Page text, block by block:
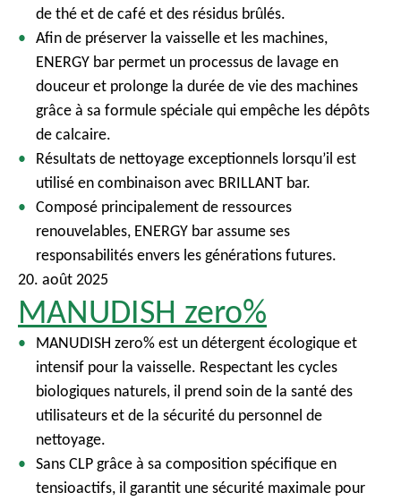
de thé et de café et des résidus brûlés.
Afin de préserver la vaisselle et les machines,
ENERGY bar permet un processus de lavage en
douceur et prolonge la durée de vie des machines
grâce à sa formule spéciale qui empêche les dépôts
de calcaire.
Résultats de nettoyage exceptionnels lorsqu’il est
utilisé en combinaison avec BRILLANT bar.
Composé principalement de ressources
renouvelables, ENERGY bar assume ses
responsabilités envers les générations futures.
20. août 2025
MANUDISH zero%
MANUDISH zero% est un détergent écologique et
intensif pour la vaisselle. Respectant les cycles
biologiques naturels, il prend soin de la santé des
utilisateurs et de la sécurité du personnel de
nettoyage.
Sans CLP grâce à sa composition spécifique en
tensioactifs, il garantit une sécurité maximale pour